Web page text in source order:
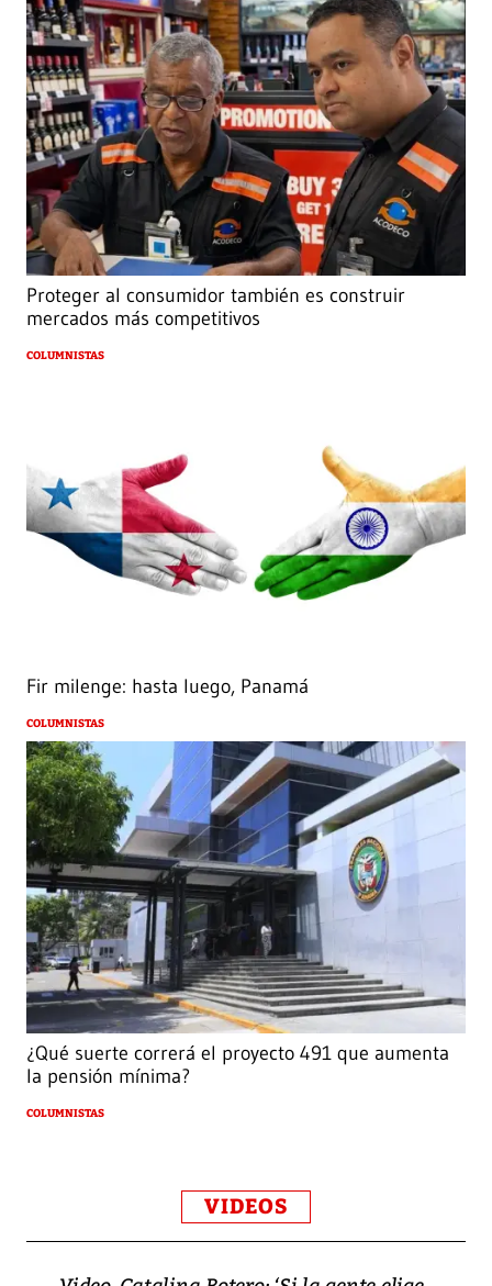
Proteger al consumidor también es construir
mercados más competitivos
COLUMNISTAS
Fir milenge: hasta luego, Panamá
COLUMNISTAS
¿Qué suerte correrá el proyecto 491 que aumenta
la pensión mínima?
COLUMNISTAS
VIDEOS